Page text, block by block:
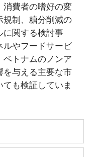
消費者の嗜好の変
規制、糖分削減の
に関する検討事
ルやフードサービ
トナムのノンア
を与える主要な市
も検証していま